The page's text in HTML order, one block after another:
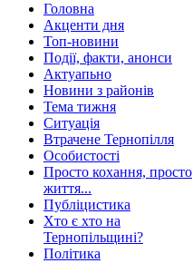
Головна
Акценти дня
Топ-новини
Події, факти, анонси
Актуапьно
Новини з районів
Тема тижня
Ситуація
Втрачене Тернопілля
Особистості
Просто кохання, просто
життя...
Публіцистика
Хто є хто на
Тернопільщині?
Політика